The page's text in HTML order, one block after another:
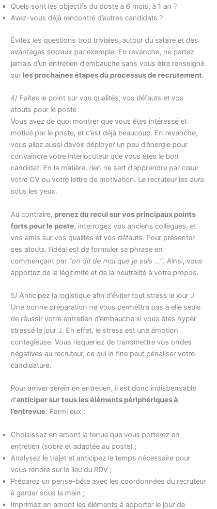
Quels sont les objectifs du poste à 6 mois, à 1 an ?
Avez-vous déjà rencontré d’autres candidats ?
Évitez les questions trop triviales, autour du salaire et des
avantages sociaux par exemple. En revanche, ne partez
jamais d’un entretien d’embauche sans vous être renseigné
sur les prochaines étapes du processus de recrutement.
4/ Faites le point sur vos qualités, vos défauts et vos
atouts pour le poste
Vous avez de quoi montrer que vous êtes intéressé et
motivé par le poste, et c’est déjà beaucoup. En revanche,
vous allez aussi devoir déployer un peu d’énergie pour
convaincre votre interlocuteur que vous êtes le bon
candidat. En la matière, rien ne sert d’apprendre par cœur
votre CV ou votre lettre de motivation. Le recruteur les aura
sous les yeux.
Au contraire, prenez du recul sur vos principaux points
forts pour le poste, interrogez vos anciens collègues, et
vos amis sur vos qualités et vos défauts. Pour présenter
ses atouts, l’idéal est de formuler sa phrase en
commençant par “on dit de moi que je suis …”. Ainsi, vous
apportez de la légitimité et de la neutralité à votre propos.
5/ Anticipez la logistique afin d’éviter tout stress le jour J
Une bonne préparation ne vous permettra pas à elle seule
de réussir votre entretien d’embauche si vous êtes hyper
stressé le jour J. En effet, le stress est une émotion
contagieuse. Vous risqueriez de transmettre vos ondes
négatives au recruteur, ce qui in fine peut pénaliser votre
candidature.
Pour arriver serein en entretien, il est donc indispensable
d’anticiper sur tous les éléments périphériques à
l’entrevue. Parmi eux :
Choisissez en amont la tenue que vous porterez en
entretien (sobre et adaptée au poste) ;
Analysez le trajet et anticipez le temps nécessaire pour
vous rendre sur le lieu du RDV ;
Préparez un pense-bête avec les coordonnées du recruteur
à garder sous la main ;
Imprimez en amont les éléments à apporter le jour de